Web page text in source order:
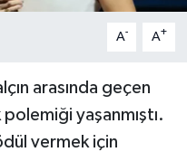
A- A+
arasında geçen
yaşanmıştı.
vermek için